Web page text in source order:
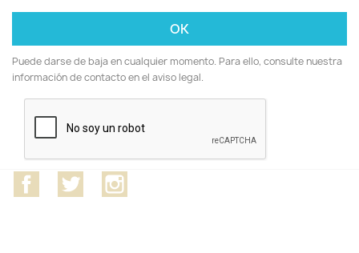
Puede darse de baja en cualquier momento. Para ello, consulte nuestra
información de contacto en el aviso legal.
FacebookTwitter